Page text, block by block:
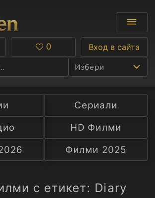
Избери
Ф
С
А
Любими
0 Вход в сайта
Сериали
HD Филми
Филми 2025
с етикет: Diary